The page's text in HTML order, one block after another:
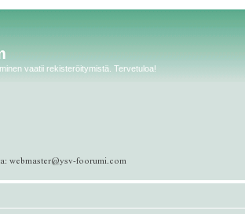
vaatii rekisteröitymistä. Tervetuloa!